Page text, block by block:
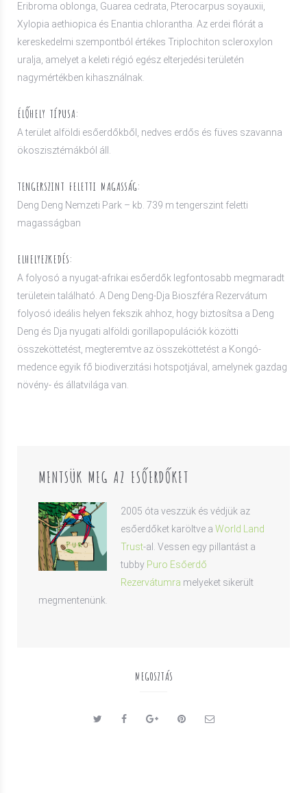
Eribroma oblonga, Guarea cedrata, Pterocarpus soyauxii,
Xylopia aethiopica és Enantia chlorantha. Az erdei flórát a
kereskedelmi szempontból értékes Triplochiton scleroxylon
uralja, amelyet a keleti régió egész elterjedési területén
nagymértékben kihasználnak.
ÉLŐHELY TÍPUSA:
A terület alföldi esőerdőkből, nedves erdős és füves szavanna
ökoszisztémákból áll.
TENGERSZINT FELETTI MAGASSÁG:
Deng Deng Nemzeti Park – kb. 739 m tengerszint feletti
magasságban
ELHELYEZKEDÉS:
A folyosó a nyugat-afrikai esőerdők legfontosabb megmaradt
területein található. A Deng Deng-Dja Bioszféra Rezervátum
folyosó ideális helyen fekszik ahhoz, hogy biztosítsa a Deng
Deng és Dja nyugati alföldi gorillapopulációk közötti
összeköttetést, megteremtve az összeköttetést a Kongó-
medence egyik fő biodiverzitási hotspotjával, amelynek gazdag
növény- és állatvilága van.
MENTSÜK MEG AZ ESŐERDŐKET
2005 óta veszzük és védjük az
esőerdőket karöltve a World Land
Trust-al. Vessen egy pillantást a
tubby Puro Esőerdő
Rezervátumra melyeket sikerült
megmentenünk.
MEGOSZTÁS